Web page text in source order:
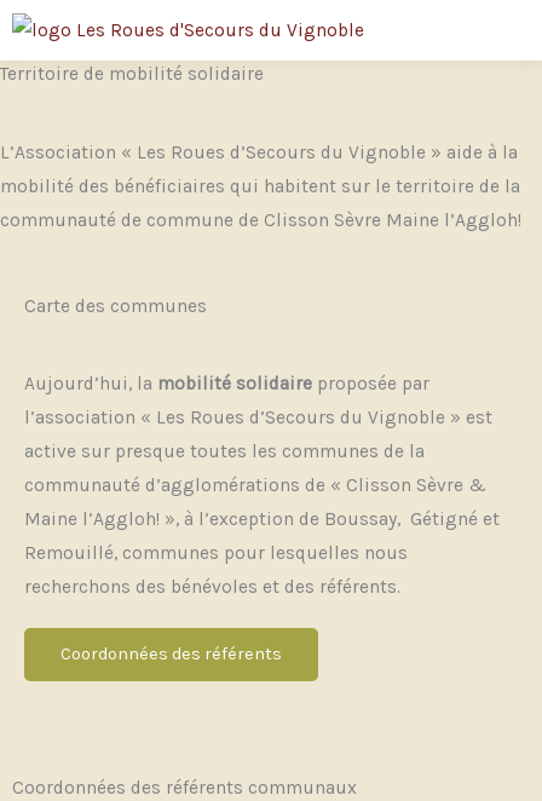
Aller
contenu
Territoire de mobilité solidaire
L’Association « Les Roues d’Secours du Vignoble » aide à la
mobilité des bénéficiaires qui habitent sur le territoire de la
communauté de commune de Clisson Sèvre Maine l’Aggloh!
Carte des communes
Aujourd’hui, la mobilité solidaire proposée par
l’association « Les Roues d’Secours du Vignoble » est
active sur presque toutes les communes de la
communauté d’agglomérations de « Clisson Sèvre &
Maine l’Aggloh! », à l’exception de Boussay, Gétigné et
Remouillé, communes pour lesquelles nous
recherchons des bénévoles et des référents.
Coordonnées des référents
Coordonnées des référents communaux